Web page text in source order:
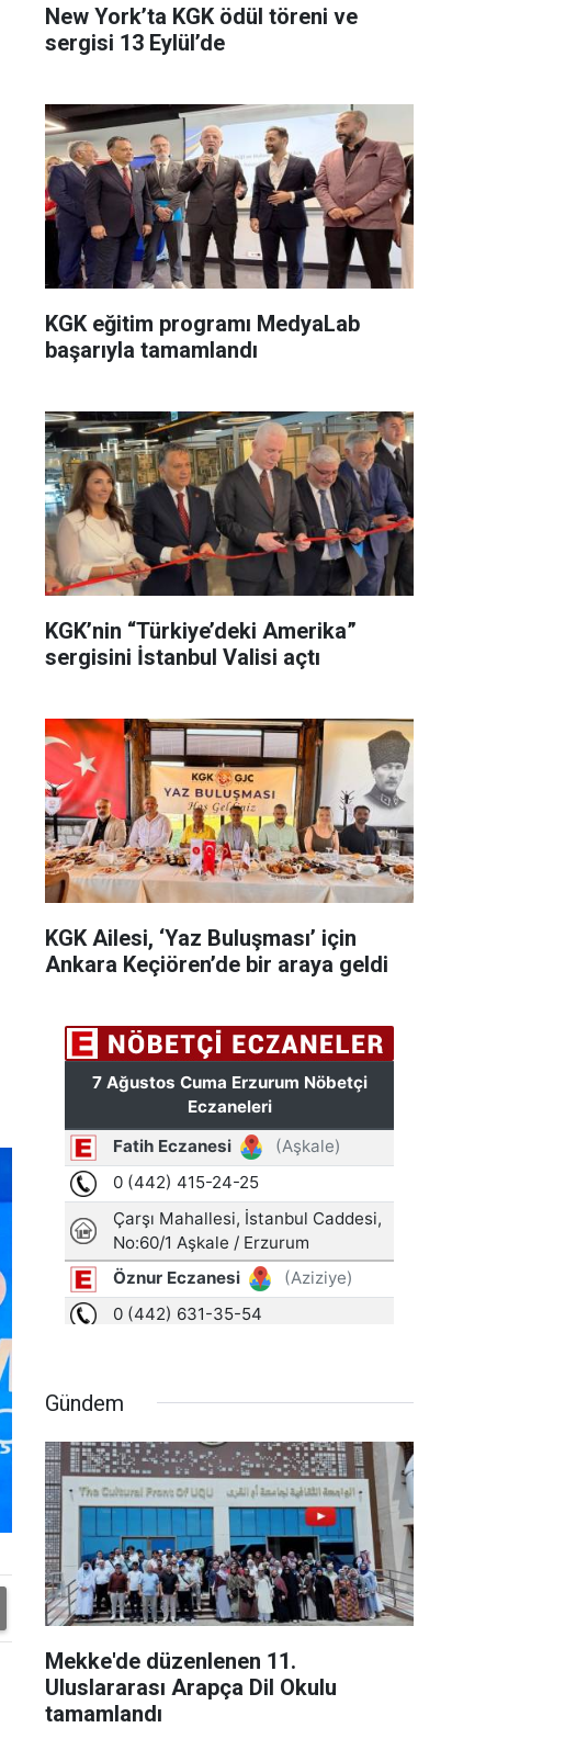
New York’ta KGK ödül töreni ve
sergisi 13 Eylül’de
KGK eğitim programı MedyaLab
başarıyla tamamlandı
KGK’nin “Türkiye’deki Amerika”
sergisini İstanbul Valisi açtı
KGK Ailesi, ‘Yaz Buluşması’ için
Ankara Keçiören’de bir araya geldi
Gündem
Mekke'de düzenlenen 11.
Uluslararası Arapça Dil Okulu
tamamlandı